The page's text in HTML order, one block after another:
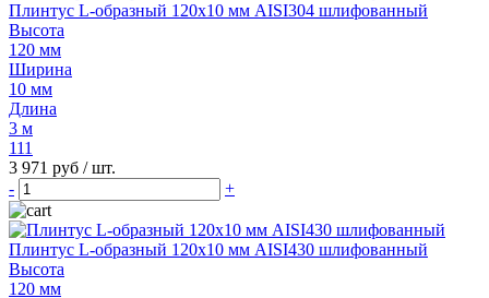
Плинтус L-образный 120х10 мм AISI304 шлифованный
Высота
120 мм
Ширина
10 мм
Длина
3 м
111
3 971 руб / шт.
-
+
Плинтус L-образный 120х10 мм AISI430 шлифованный
Высота
120 мм